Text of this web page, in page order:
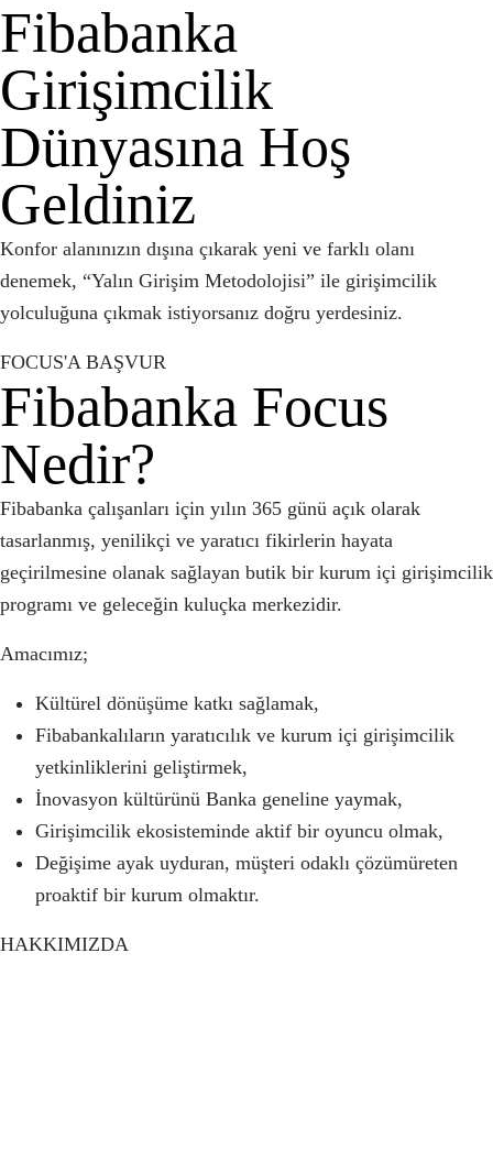
Fibabanka
Girişimcilik
Dünyasına Hoş
Geldiniz
Konfor alanınızın dışına çıkarak yeni ve farklı olanı
denemek, “Yalın Girişim Metodolojisi” ile girişimcilik
yolculuğuna çıkmak istiyorsanız doğru yerdesiniz.
FOCUS'A BAŞVUR
Fibabanka Focus
Nedir?
Fibabanka çalışanları için yılın 365 günü açık olarak
tasarlanmış, yenilikçi ve yaratıcı fikirlerin hayata
geçirilmesine olanak sağlayan butik bir kurum içi girişimcilik
programı ve geleceğin kuluçka merkezidir.
Amacımız;
Kültürel dönüşüme katkı sağlamak,
Fibabankalıların yaratıcılık ve kurum içi girişimcilik
yetkinliklerini geliştirmek,
İnovasyon kültürünü Banka geneline yaymak,
Girişimcilik ekosisteminde aktif bir oyuncu olmak,
Değişime ayak uyduran, müşteri odaklı çözümüreten
proaktif bir kurum olmaktır.
HAKKIMIZDA